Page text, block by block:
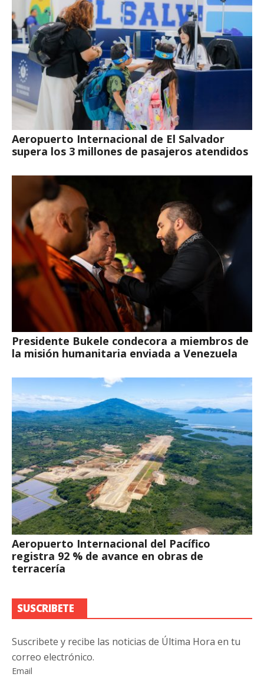
Aeropuerto Internacional de El Salvador
supera los 3 millones de pasajeros atendidos
Presidente Bukele condecora a miembros de
la misión humanitaria enviada a Venezuela
Aeropuerto Internacional del Pacífico
registra 92 % de avance en obras de
terracería
SUSCRIBETE
Suscribete y recibe las noticias de Última Hora en tu
correo electrónico.
Email